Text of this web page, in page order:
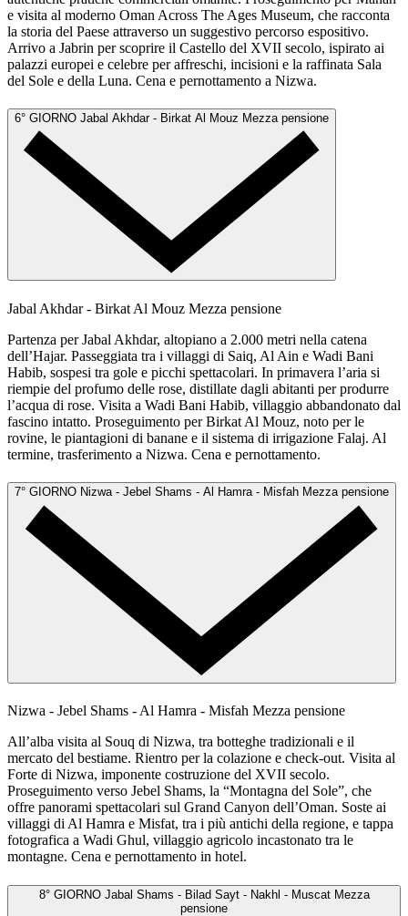
e visita al moderno Oman Across The Ages Museum, che racconta
la storia del Paese attraverso un suggestivo percorso espositivo.
Arrivo a Jabrin per scoprire il Castello del XVII secolo, ispirato ai
palazzi europei e celebre per affreschi, incisioni e la raffinata Sala
del Sole e della Luna. Cena e pernottamento a Nizwa.
6° GIORNO Jabal Akhdar - Birkat Al Mouz Mezza pensione
Jabal Akhdar - Birkat Al Mouz Mezza pensione
Partenza per Jabal Akhdar, altopiano a 2.000 metri nella catena
dell’Hajar. Passeggiata tra i villaggi di Saiq, Al Ain e Wadi Bani
Habib, sospesi tra gole e picchi spettacolari. In primavera l’aria si
riempie del profumo delle rose, distillate dagli abitanti per produrre
l’acqua di rose. Visita a Wadi Bani Habib, villaggio abbandonato dal
fascino intatto. Proseguimento per Birkat Al Mouz, noto per le
rovine, le piantagioni di banane e il sistema di irrigazione Falaj. Al
termine, trasferimento a Nizwa. Cena e pernottamento.
7° GIORNO Nizwa - Jebel Shams - Al Hamra - Misfah Mezza pensione
Nizwa - Jebel Shams - Al Hamra - Misfah Mezza pensione
All’alba visita al Souq di Nizwa, tra botteghe tradizionali e il
mercato del bestiame. Rientro per la colazione e check-out. Visita al
Forte di Nizwa, imponente costruzione del XVII secolo.
Proseguimento verso Jebel Shams, la “Montagna del Sole”, che
offre panorami spettacolari sul Grand Canyon dell’Oman. Soste ai
villaggi di Al Hamra e Misfat, tra i più antichi della regione, e tappa
fotografica a Wadi Ghul, villaggio agricolo incastonato tra le
montagne. Cena e pernottamento in hotel.
8° GIORNO Jabal Shams - Bilad Sayt - Nakhl - Muscat Mezza
pensione